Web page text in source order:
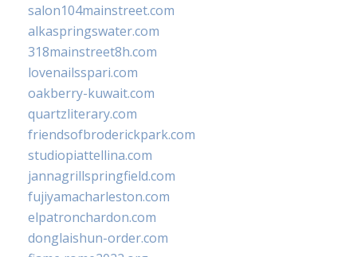
salon104mainstreet.com
alkaspringswater.com
318mainstreet8h.com
lovenailsspari.com
oakberry-kuwait.com
quartzliterary.com
friendsofbroderickpark.com
studiopiattellina.com
jannagrillspringfield.com
fujiyamacharleston.com
elpatronchardon.com
donglaishun-order.com